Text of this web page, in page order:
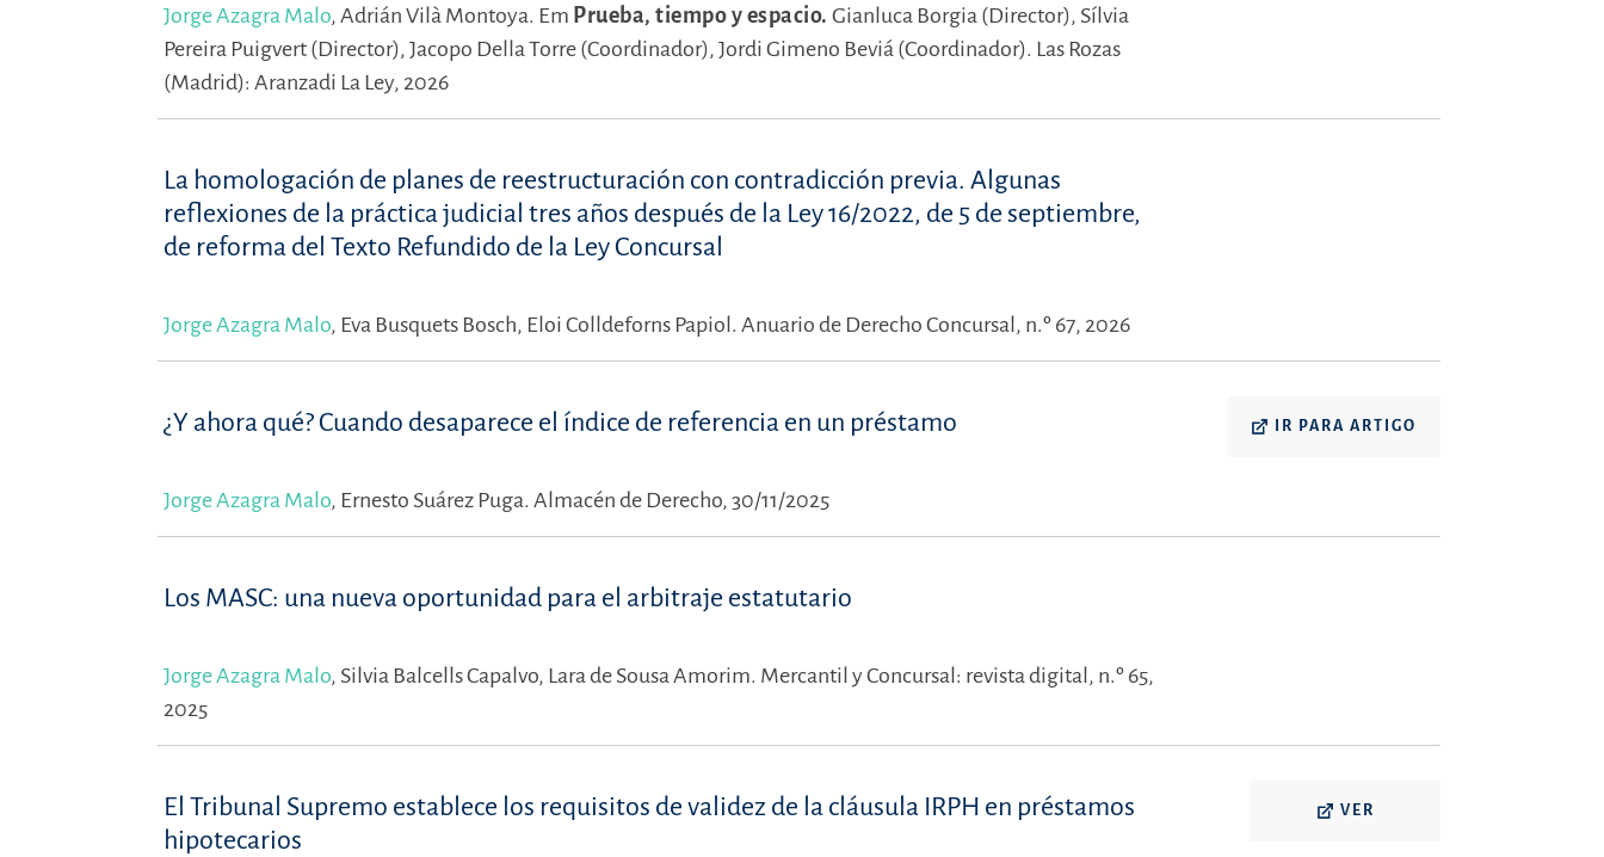
Jorge Azagra Malo, Adrián Vilà Montoya. Em Prueba, tiempo y espacio. Gianluca Borgia (Director), Sílvia
Pereira Puigvert (Director), Jacopo Della Torre (Coordinador), Jordi Gimeno Beviá (Coordinador). Las Rozas
(Madrid): Aranzadi La Ley, 2026
La homologación de planes de reestructuración con contradicción previa. Algunas
reflexiones de la práctica judicial tres años después de la Ley 16/2022, de 5 de septiembre,
de reforma del Texto Refundido de la Ley Concursal
Jorge Azagra Malo, Eva Busquets Bosch, Eloi Colldeforns Papiol. Anuario de Derecho Concursal, n.º 67, 2026
¿Y ahora qué? Cuando desaparece el índice de referencia en un préstamo IR PARA ARTIGO
Jorge Azagra Malo, Ernesto Suárez Puga. Almacén de Derecho, 30/11/2025
Los MASC: una nueva oportunidad para el arbitraje estatutario
Jorge Azagra Malo, Silvia Balcells Capalvo, Lara de Sousa Amorim. Mercantil y Concursal: revista digital, n.º 65,
2025
El Tribunal Supremo establece los requisitos de validez de la cláusula IRPH en préstamos
hipotecarios
VER